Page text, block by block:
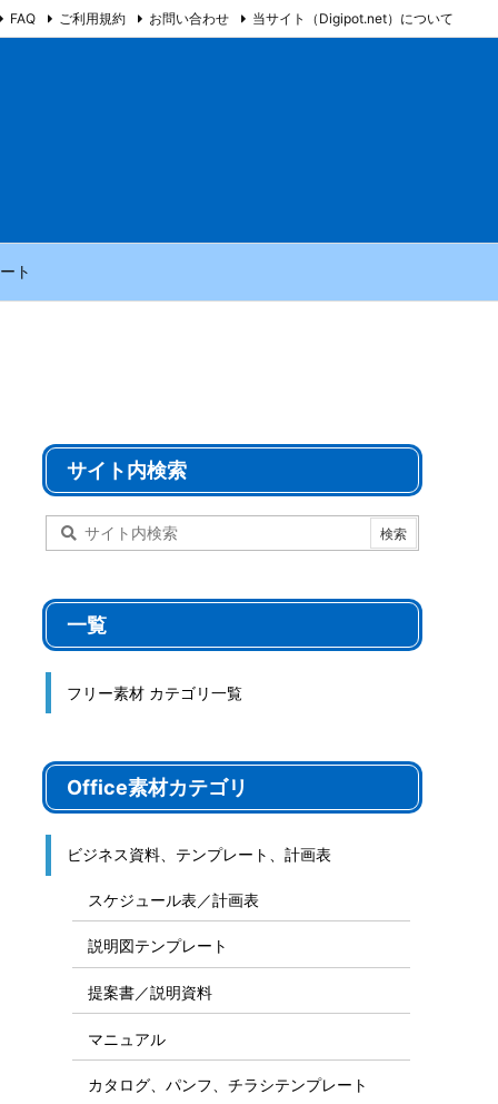
ト
FAQ ご利用規約 お問い合わせ 当サイト（Digipot.net）について
サイト内検索
一覧
フリー素材 カテゴリ一覧
Office素材カテゴリ
ビジネス資料、テンプレート、計画表
スケジュール表／計画表
説明図テンプレート
提案書／説明資料
マニュアル
カタログ、パンフ、チラシテンプレート